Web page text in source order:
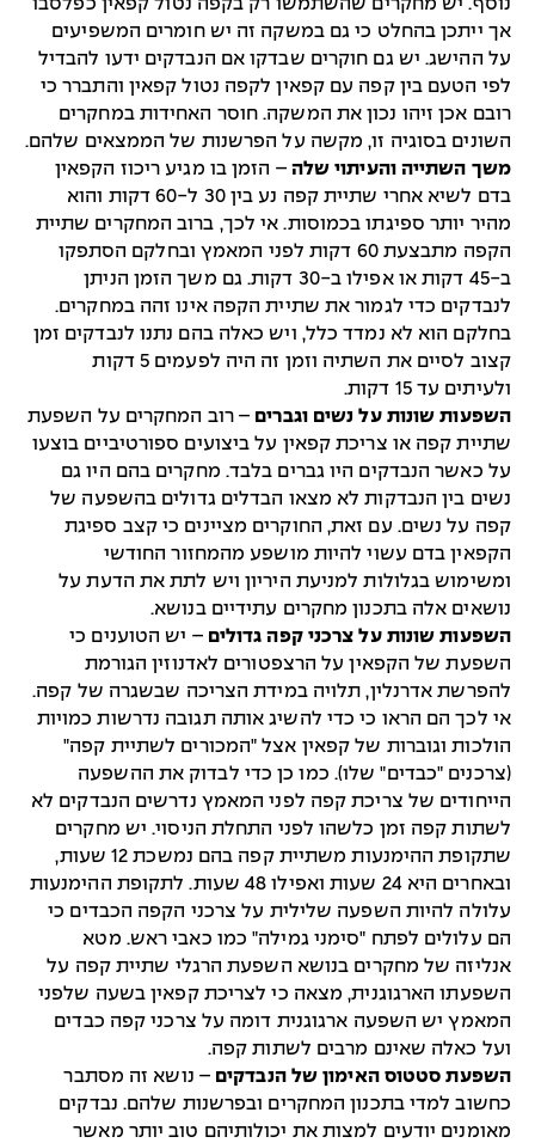
נוסף. יש מחקרים שהשתמשו רק בקפה נטול קפאין כפלסבו
אך ייתכן בהחלט כי גם במשקה זה יש חומרים המשפיעים
על ההישג. יש גם חוקרים שבדקו אם הנבדקים ידעו להבדיל
לפי הטעם בין קפה עם קפאין לקפה נטול קפאין והתברר כי
רובם אכן זיהו נכון את המשקה. חוסר האחידות במחקרים
השונים בסוגיה זו, מקשה על הפרשנות של הממצאים שלהם.
משך השתייה והעיתוי שלה – הזמן בו מגיע ריכוז הקפאין
בדם לשיא אחרי שתיית קפה נע בין 30 ל-60 דקות והוא
מהיר יותר ספיגתו בכמוסות. אי לכך, ברוב המחקרים שתיית
הקפה מתבצעת 60 דקות לפני המאמץ ובחלקם הסתפקו
ב-45 דקות או אפילו ב-30 דקות. גם משך הזמן הניתן
לנבדקים כדי לגמור את שתיית הקפה אינו זהה במחקרים.
בחלקם הוא לא נמדד כלל, ויש כאלה בהם נתנו לנבדקים זמן
קצוב לסיים את השתיה וזמן זה היה לפעמים 5 דקות
ולעיתים עד 15 דקות.
השפעות שונות על נשים וגברים – רוב המחקרים על השפעת
שתיית קפה או צריכת קפאין על ביצועים ספורטיביים בוצעו
על כאשר הנבדקים היו גברים בלבד. מחקרים בהם היו גם
נשים בין הנבדקות לא מצאו הבדלים גדולים בהשפעה של
קפה על נשים. עם זאת, החוקרים מציינים כי קצב ספיגת
הקפאין בדם עשוי להיות מושפע מהמחזור החודשי
ומשימוש בגלולות למניעת היריון ויש לתת את הדעת על
נושאים אלה בתכנון מחקרים עתידיים בנושא.
השפעות שונות על צרכני קפה גדולים – יש הטוענים כי
השפעת של הקפאין על הרצפטורים לאדנוזין הגורמת
להפרשת אדרנלין, תלויה במידת הצריכה שבשגרה של קפה.
אי לכך הם הראו כי כדי להשיג אותה תגובה נדרשות כמויות
הולכות וגוברות של קפאין אצל "המכורים לשתיית קפה"
(צרכנים "כבדים" שלו). כמו כן כדי לבדוק את ההשפעה
הייחודים של צריכת קפה לפני המאמץ נדרשים הנבדקים לא
לשתות קפה זמן כלשהו לפני התחלת הניסוי. יש מחקרים
שתקופת ההימנעות משתיית קפה בהם נמשכת 12 שעות,
ובאחרים היא 24 שעות ואפילו 48 שעות. לתקופת ההימנעות
עלולה להיות השפעה שלילית על צרכני הקפה הכבדים כי
הם עלולים לפתח "סימני גמילה" כמו כאבי ראש. מטא
אנליזה של מחקרים בנושא השפעת הרגלי שתיית קפה על
השפעתו הארגוגנית, מצאה כי לצריכת קפאין בשעה שלפני
המאמץ יש השפעה ארגוגנית דומה על צרכני קפה כבדים
ועל כאלה שאינם מרבים לשתות קפה.
השפעת סטטוס האימון של הנבדקים – נושא זה מסתבר
כחשוב למדי בתכנון המחקרים ובפרשנות שלהם. נבדקים
מאומנים יודעים למצות את יכולותיהם טוב יותר מאשר